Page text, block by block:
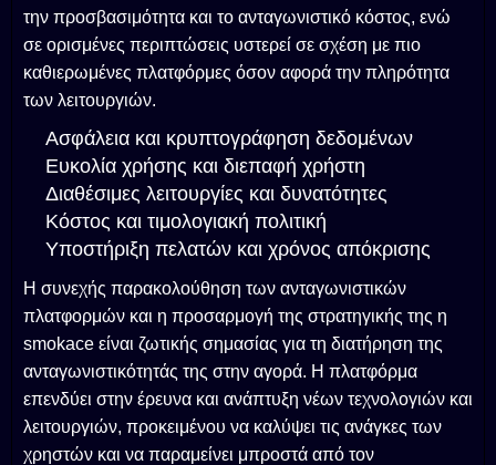
την προσβασιμότητα και το ανταγωνιστικό κόστος, ενώ
σε ορισμένες περιπτώσεις υστερεί σε σχέση με πιο
καθιερωμένες πλατφόρμες όσον αφορά την πληρότητα
των λειτουργιών.
Ασφάλεια και κρυπτογράφηση δεδομένων
Ευκολία χρήσης και διεπαφή χρήστη
Διαθέσιμες λειτουργίες και δυνατότητες
Κόστος και τιμολογιακή πολιτική
Υποστήριξη πελατών και χρόνος απόκρισης
Η συνεχής παρακολούθηση των ανταγωνιστικών
πλατφορμών και η προσαρμογή της στρατηγικής της η
smokace είναι ζωτικής σημασίας για τη διατήρηση της
ανταγωνιστικότητάς της στην αγορά. Η πλατφόρμα
επενδύει στην έρευνα και ανάπτυξη νέων τεχνολογιών και
λειτουργιών, προκειμένου να καλύψει τις ανάγκες των
χρηστών και να παραμείνει μπροστά από τον